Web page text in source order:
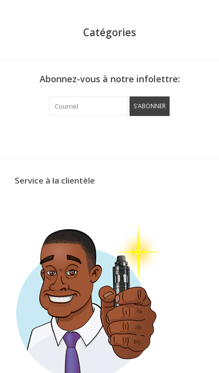
Catégories
Abonnez-vous à notre infolettre:
S'ABONNER
Service à la clientèle